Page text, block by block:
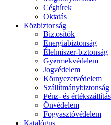
Céghírek
Oktatás
Közbiztonság
Biztosítók
Energiabiztonság
Élelmiszer-biztonság
Gyermekvédelem
Jogvédelem
Környezetvédelem
Szállítmánybiztonság
Pénz- és értékszállítás
Önvédelem
Fogyasztóvédelem
Katalógus